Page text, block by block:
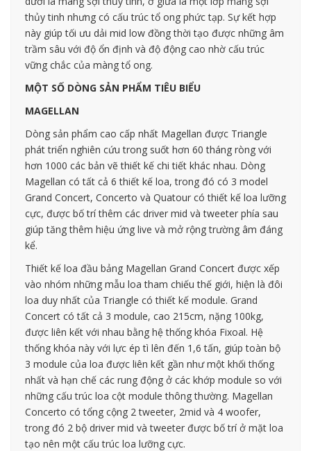
thủy tinh nhưng có cấu trúc tổ ong phức tạp. Sự kết hợp
này giúp tối ưu dải mid low đồng thời tạo được những âm
trầm sâu với độ ổn định và độ động cao nhờ cấu trúc
vững chắc của màng tổ ong.
MỘT SỐ DÒNG SẢN PHẨM TIÊU BIỂU
MAGELLAN
Dòng sản phẩm cao cấp nhất Magellan được Triangle
phát triển nghiên cứu trong suốt hơn 60 tháng ròng với
hơn 1000 các bản vẽ thiết kế chi tiết khác nhau. Dòng
Magellan có tất cả 6 thiết kế loa, trong đó có 3 model
Grand Concert, Concerto và Quatour có thiết kế loa lưỡng
cực, được bố trí thêm các driver mid và tweeter phía sau
giúp tăng thêm hiệu ứng live và mở rộng trường âm đáng
kể.
Thiết kế loa đầu bảng Magellan Grand Concert được xếp
vào nhóm những mẫu loa tham chiếu thế giới, hiện là đôi
loa duy nhất của Triangle có thiết kế module. Grand
Concert có tất cả 3 module, cao 215cm, nặng 100kg,
được liên kết với nhau bằng hệ thống khóa Fixoal. Hệ
thống khóa này với lực ép tì lên đến 1,6 tấn, giúp toàn bộ
3 module của loa được liên kết gần như một khối thống
nhất và hạn chế các rung động ở các khớp module so với
những cấu trúc loa cột module thông thường. Magellan
Concerto có tổng cộng 2 tweeter, 2mid và 4 woofer,
trong đó 2 bộ driver mid và tweeter được bố trí ở mặt loa
tạo nên một cấu trúc loa lưỡng cực.